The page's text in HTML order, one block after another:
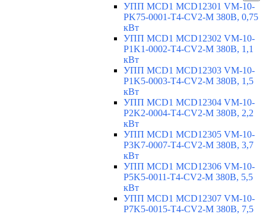
УПП MCD1 MCD12301 VM-10-
PK75-0001-T4-CV2-M 380В, 0,75
кВт
УПП MCD1 MCD12302 VM-10-
P1K1-0002-T4-CV2-M 380В, 1,1
кВт
УПП MCD1 MCD12303 VM-10-
P1K5-0003-T4-CV2-M 380В, 1,5
кВт
УПП MCD1 MCD12304 VM-10-
P2K2-0004-T4-CV2-M 380В, 2,2
кВт
УПП MCD1 MCD12305 VM-10-
P3K7-0007-T4-CV2-M 380В, 3,7
кВт
УПП MCD1 MCD12306 VM-10-
P5K5-0011-T4-CV2-M 380В, 5,5
кВт
УПП MCD1 MCD12307 VM-10-
P7K5-0015-T4-CV2-M 380В, 7,5